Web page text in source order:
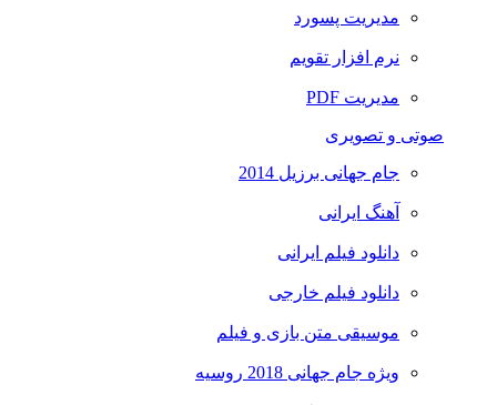
مدیریت پسورد
نرم افزار تقویم
مدیریت PDF
صوتی و تصویری
جام جهانی برزیل 2014
آهنگ ایرانی
دانلود فیلم ایرانی
دانلود فیلم خارجی
موسیقی متن بازی و فیلم
ویژه جام جهانی 2018 روسیه